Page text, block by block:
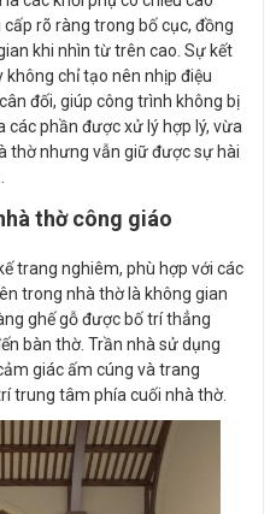
rõ ràng trong bố cục, đồng
khi nhìn từ trên cao. Sự kết
không chỉ tạo nên nhịp điệu
đối, giúp công trình không bị
các phần được xử lý hợp lý, vừa
thờ nhưng vẫn giữ được sự hài
thờ công giáo
trang nghiêm, phù hợp với các
trong nhà thờ là không gian
ghế gỗ được bố trí thẳng
bàn thờ. Trần nhà sử dụng
giác ấm cúng và trang
trung tâm phía cuối nhà thờ.